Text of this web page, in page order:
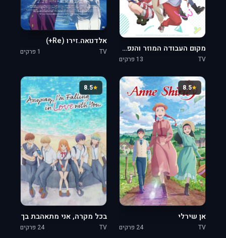
מקום העבודה המוזר והנפלא של המנגקה
TV 13 פרקים
אלדנואה.זירו (Re+)
TV 1 פרקים
8.5
אן שירלי
TV 24 פרקים
8.5
בכל מקרה, אני מתאהבת בך
TV 24 פרקים